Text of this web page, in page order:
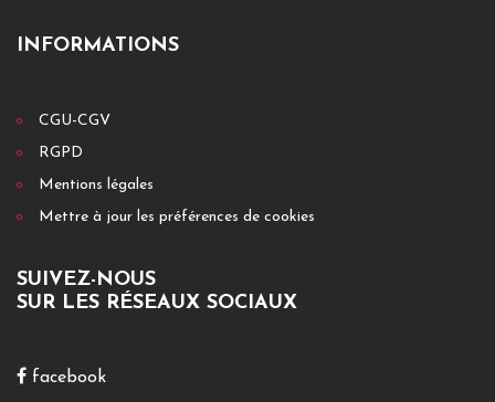
INFORMATIONS
CGU-CGV
RGPD
Mentions légales
Mettre à jour les préférences de cookies
SUIVEZ-NOUS
SUR LES RÉSEAUX SOCIAUX
facebook